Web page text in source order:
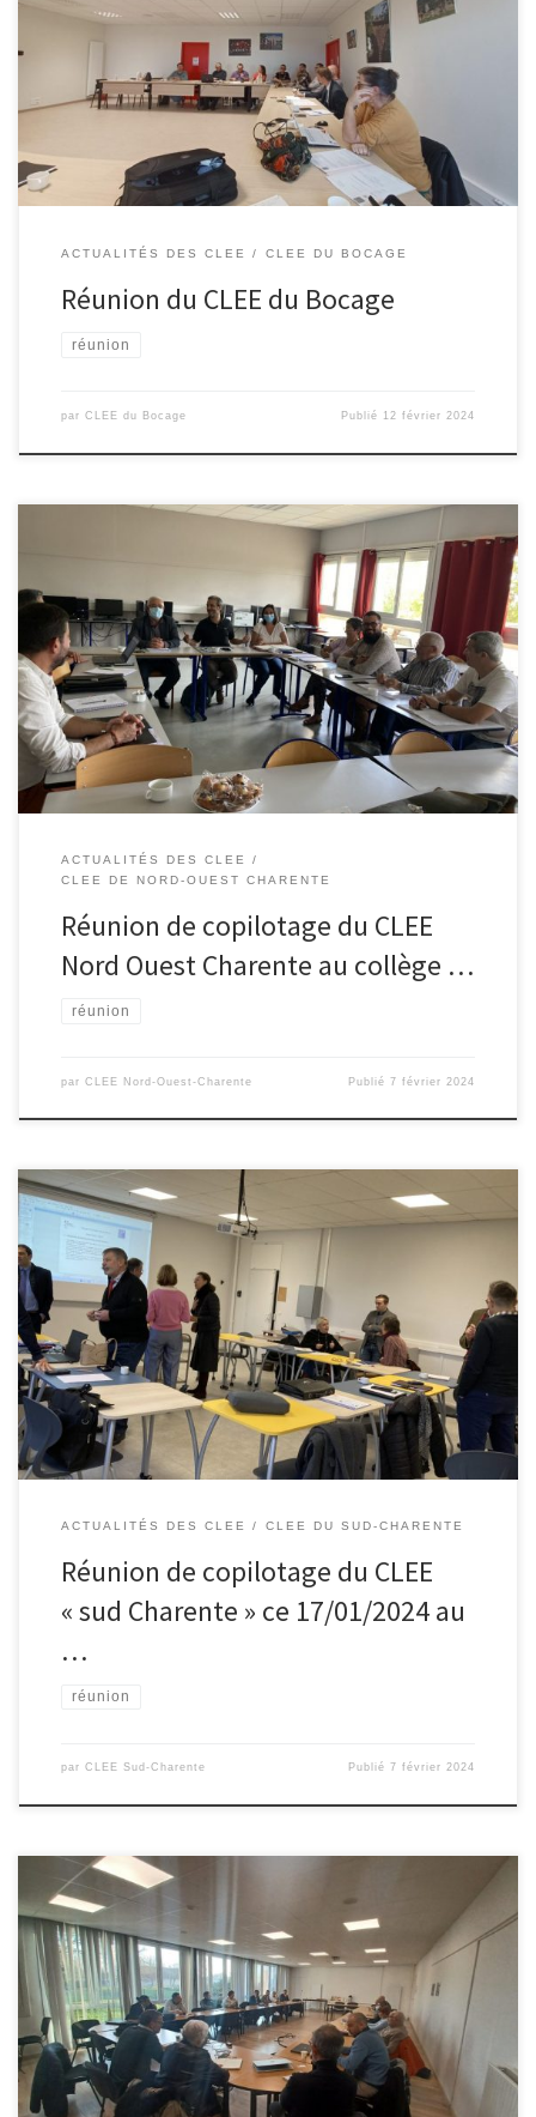
Le vendredi 22 septembre 2023 se tenait la réunion plénière du
CLEE du Bocage dans les locaux de la communauté
d’Agglomération du Bocage Bressuirais. L’ordre du jour était le
suivant : Prochaine réunion le 16 février 2024
ACTUALITÉS DES CLEE CLEE DU BOCAGE
Réunion du CLEE du Bocage
réunion
par CLEE du Bocage Publié 12 février 2024
Un copil de CLEE très actif et animé par Mrs Lachaise , Bridier et
Mme Belair permettant de faire un bilan des actions engagées
mais aussi de partager sur les sujets suivants afin de construire
l’année 2024 :
ACTUALITÉS DES CLEE
CLEE DE NORD-OUEST CHARENTE
Réunion de copilotage du CLEE
Nord Ouest Charente au collège …
réunion
par CLEE Nord-Ouest-Charente Publié7 février 2024
Une réunion de relance pour ce CLEE ayant 2 nouveaux copilotes
et déjà un fort taux de participation que ce soit pour le monde de
l’éducation ou le monde de l’économie. 2 visites sont déjà en
cours de planification plutôt orientés pour les collégiens locaux.
Plein de bonnes idées pour […]
ACTUALITÉS DES CLEE CLEE DU SUD-CHARENTE
Réunion de copilotage du CLEE
« sud Charente » ce 17/01/2024 au
…
réunion
par CLEE Sud-Charente Publié7 février 2024
C’est Lycée des métiers Marc GODRIE de Loudun que s’est
déroulée la réunion du CLEE Thouars-Loudun le 12 janvier 2024.
Cette réunion fut l’occasion pour les nouveaux co-pilotes du CLEE
Thouars-Loudun, Vincent Barbarroux et Brigitte Jung-Fischer, de
relancer la dynamique du CLEE et de faire connaissance avec les
acteurs du […]